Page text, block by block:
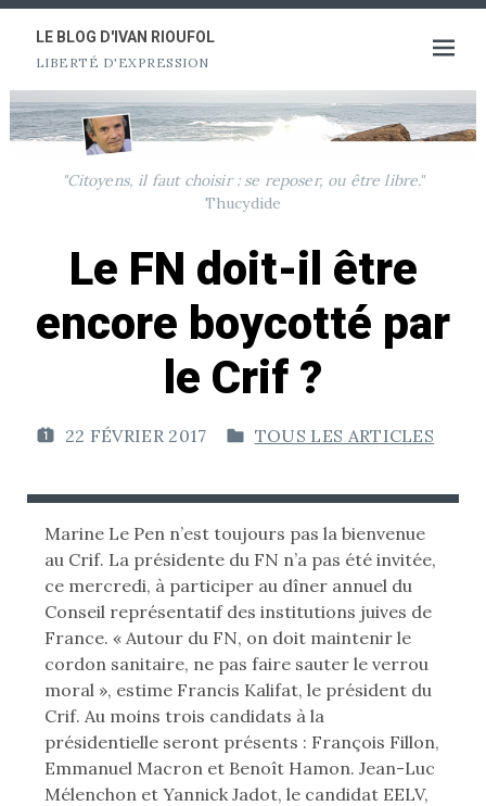
Aller
contenu
LE BLOG D'IVAN RIOUFOL
LIBERTÉ D'EXPRESSION
Ouvrir
le
menu
"Citoyens, il faut choisir : se reposer, ou être libre."
Thucydide
Le FN doit-il être
encore boycotté par
le Crif ?
P
B
22 FÉVRIER 2017
P
B
É
D
A
S
TOUS LES ARTICLES
Marine Le Pen n’est toujours pas la bienvenue
au Crif. La présidente du FN n’a pas été invitée,
ce mercredi, à participer au dîner annuel du
Conseil représentatif des institutions juives de
France. « Autour du FN, on doit maintenir le
cordon sanitaire, ne pas faire sauter le verrou
moral », estime Francis Kalifat, le président du
Crif. Au moins trois candidats à la
présidentielle seront présents : François Fillon,
Emmanuel Macron et Benoît Hamon. Jean-Luc
Mélenchon et Yannick Jadot, le candidat EELV,